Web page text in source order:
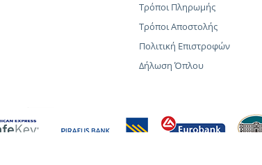
Τρόποι Πληρωμής
Τρόποι Αποστολής
Πολιτική Επιστροφών
Δήλωση Όπλου